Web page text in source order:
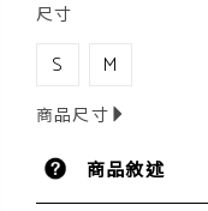
尺寸
S M
商品尺寸
商品敘述